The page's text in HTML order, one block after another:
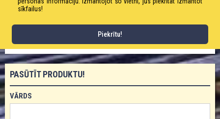
PASŪTĪT PRODUKTU!
VĀRDS
sīkfailus!
Piekrītu!